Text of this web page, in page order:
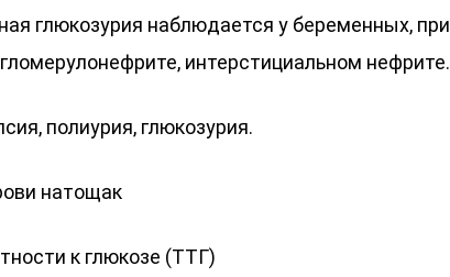
глюкозурия наблюдается у беременных, при
интерстициальном нефрите.
полиурия, глюкозурия.
натощак
к глюкозе (ТТГ)